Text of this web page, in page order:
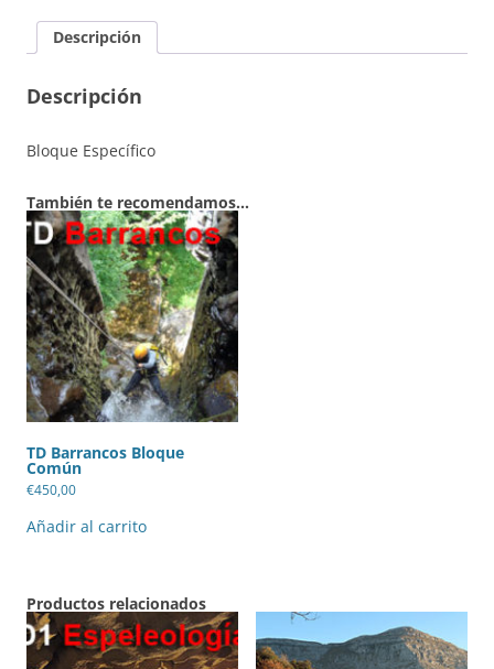
Descripción
Descripción
Bloque Específico
También te recomendamos…
TD Barrancos Bloque
Común
€450,00
Añadir al carrito
Productos relacionados